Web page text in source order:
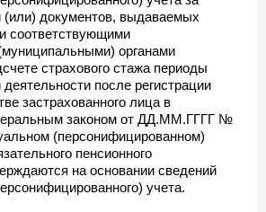
(или) документов, выдаваемых
соответствующими
органами
страхового стажа периоды
после регистрации
застрахованного лица в
законом от ДД.ММ.ГГГГ №
(персонифицированном)
пенсионного
на основании сведений
учета.